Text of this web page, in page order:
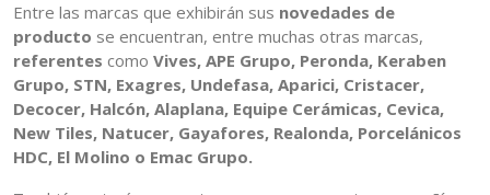
Entre las marcas que exhibirán sus novedades de
producto se encuentran, entre muchas otras marcas,
referentes como Vives, APE Grupo, Peronda, Keraben
Grupo, STN, Exagres, Undefasa, Aparici, Cristacer,
Decocer, Halcón, Alaplana, Equipe Cerámicas, Cevica,
New Tiles, Natucer, Gayafores, Realonda, Porcelánicos
HDC, El Molino o Emac Grupo.